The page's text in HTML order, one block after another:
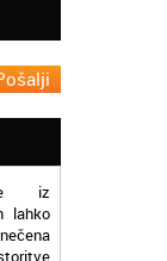
in
in
iz
lahko